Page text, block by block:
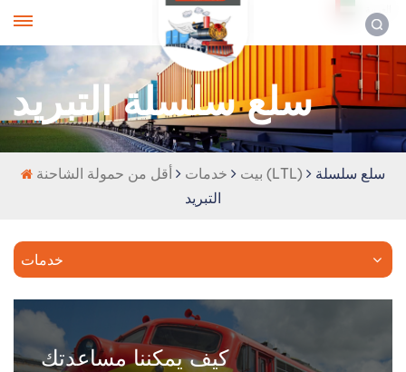
سلع سلسلة التبريد
بيت خدمات أقل من حمولة الشاحنة (LTL)
التبريد
خدمات
كيف يمكننا مساعدتك